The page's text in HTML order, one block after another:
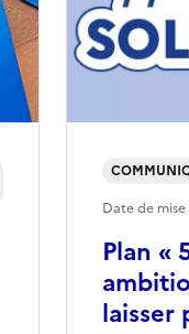
Plan «
laisser
Date de